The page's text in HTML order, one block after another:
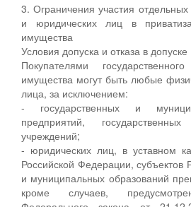
3. Ограничения участия отдельных
и юридических лиц в
имущества
Условия допуска и отказа в
Покупателями
имущества могут быть любые
лица, за исключением:
- государственных и
предприятий,
учреждений;
- юридических лиц, в уставном
Российской Федерации, субъектов
и муниципальных образований
кроме случаев,